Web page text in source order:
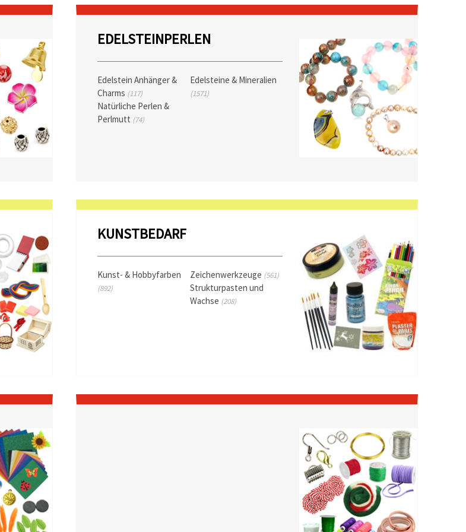
EDELSTEINPERLEN
Edelstein Anhänger &
Charms (117)
Edelsteine & Mineralien
(1571)
Natürliche Perlen &
Perlmutt (74)
KUNSTBEDARF
Kunst- & Hobbyfarben
(892)
Zeichenwerkzeuge (561)
Strukturpasten und
Wachse (208)